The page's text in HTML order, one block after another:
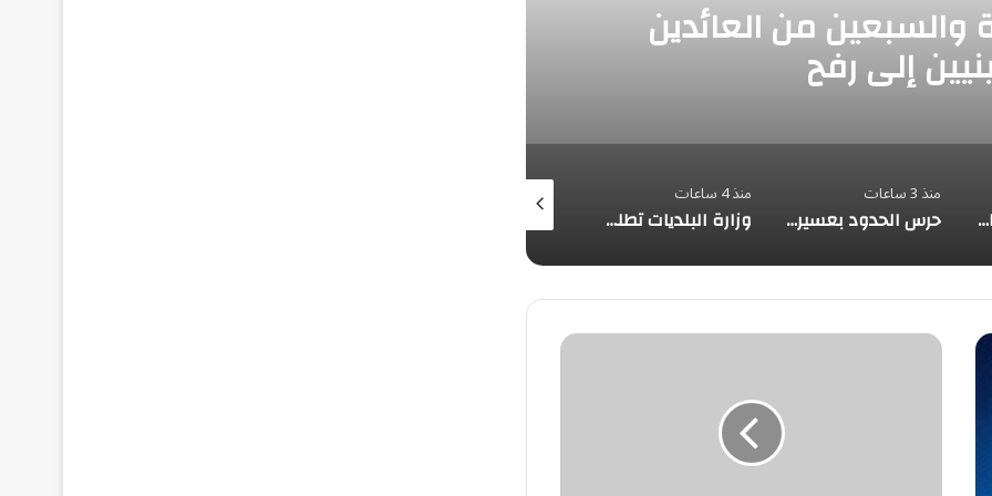
والسبعين من العائدين
إلى رفح
القوة التي تحمي السلام.. قراءة في التحول الاستراتيجي للمملكة
منذ 3 ساعات
حرس الحدود بعسير يقبض على 3 مخالفين لتهريب 45 كيلوجرامًا من الحشيش المخدر
منذ 4 ساعات
وزارة البلديات تطلق خدمة تأهيل مقاولي القطاع البلدي عبر «بلدي أعمال»
منذ 4 ساعات
تحطم